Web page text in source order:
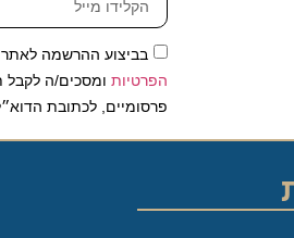
בביצוע ההרשמה לאתר,
הפרטיותומסכים/ה לקבל
פרסומיים, לכתובת הדוא״ל